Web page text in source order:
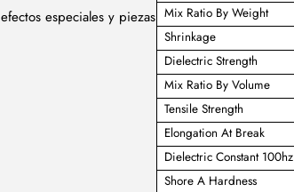
especiales y piezas Mix Ratio By Weight
Shrinkage
Dielectric Strength
Mix Ratio By Volume
Tensile Strength
Elongation At Break
Dielectric Constant 100hz
Shore A Hardness